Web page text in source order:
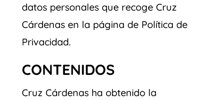
datos personales que recoge Cruz
Cárdenas en la página de Política de
Privacidad.
CONTENIDOS
Cruz Cárdenas ha obtenido la